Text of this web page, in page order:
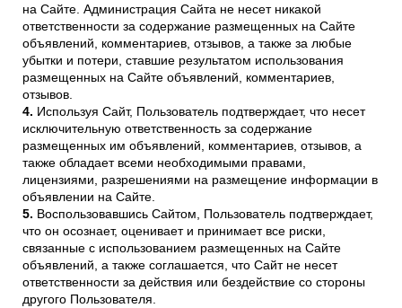
на Сайте. Администрация Сайта не несет никакой
ответственности за содержание размещенных на Сайте
объявлений, комментариев, отзывов, а также за любые
убытки и потери, ставшие результатом использования
размещенных на Сайте объявлений, комментариев,
отзывов.
Используя Сайт, Пользователь подтверждает, что несет
исключительную ответственность за содержание
размещенных им объявлений, комментариев, отзывов, а
также обладает всеми необходимыми правами,
лицензиями, разрешениями на размещение информации в
объявлении на Сайте.
Воспользовавшись Сайтом, Пользователь подтверждает,
что он осознает, оценивает и принимает все риски,
связанные с использованием размещенных на Сайте
объявлений, а также соглашается, что Сайт не несет
ответственности за действия или бездействие со стороны
другого Пользователя.